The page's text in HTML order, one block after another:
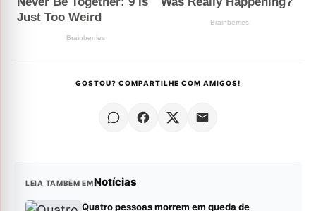
GOSTOU? COMPARTILHE COM AMIGOS!
LEIA TAMBÉM EMNotícias
Quatro pessoas morrem em queda de